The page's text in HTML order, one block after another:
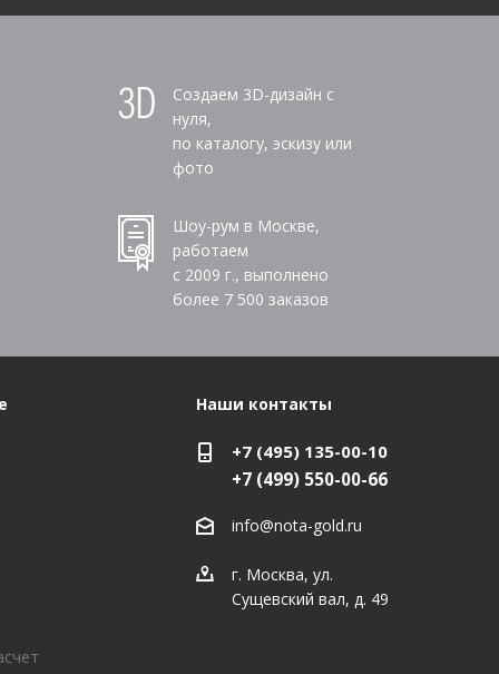
Создаем 3D-дизайн с
нуля,
по каталогу, эскизу или
фото
Шоу-рум в Москве,
работаем
с 2009 г., выполнено
более 7 500 заказов
Наши контакты
+7 (495) 135-00-10
+7 (499) 550-00-66
info@nota-gold.ru
г. Москва, ул.
Сущевский вал, д. 49